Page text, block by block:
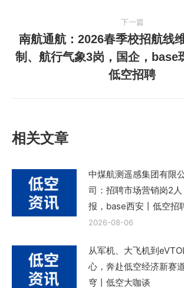
文
章：
下一篇
下
一
南航通航：2026春季校招航线
制、航行气象3岗，国企，base
低空招聘
相关文章
中煤航测遥感集团有限
司：招聘市场营销岗2
报，base西安丨低空招
2026-08-06
从军机、大飞机到
心，奔赴低空经济新
穹丨低空大咖谈